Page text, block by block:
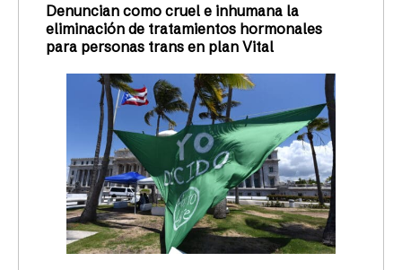
Denuncian como cruel e inhumana la
eliminación de tratamientos hormonales
para personas trans en plan Vital